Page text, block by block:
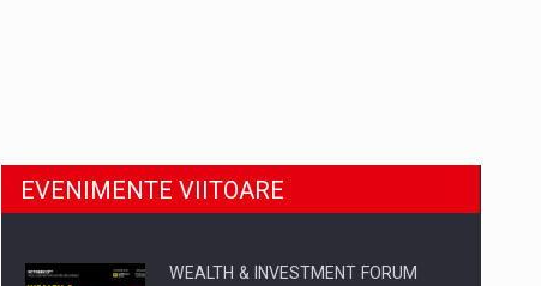
EVENIMENTE VIITOARE
WEALTH & INVESTMENT FORUM